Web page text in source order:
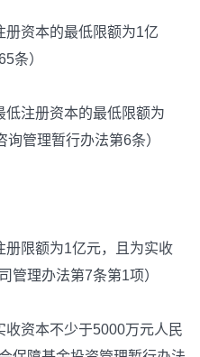
资本的最低限额为1亿
条）
注册资本的最低限额为
管理暂行办法第6条）
限额为1亿元，且为实收
管理办法第7条第1项）
资本不少于5000万元人民